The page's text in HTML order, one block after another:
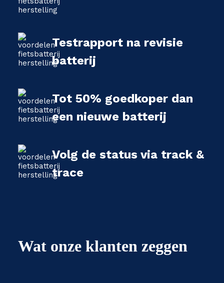
Testrapport na revisie
batterij
Tot 50% goedkoper dan
een nieuwe batterij
Volg de status via track &
trace
Wat onze klanten zeggen